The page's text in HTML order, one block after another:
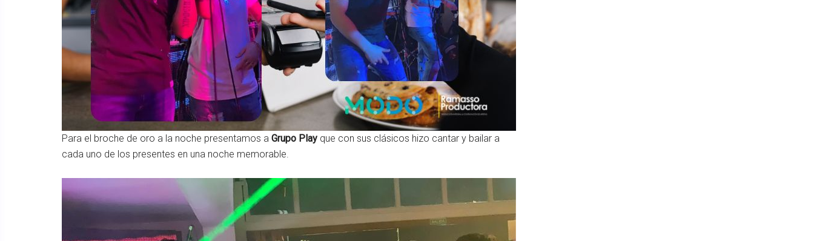
Para el broche de oro a la noche presentamos a Grupo Play que con sus clásicos hizo cantar y bailar a
cada uno de los presentes en una noche memorable.